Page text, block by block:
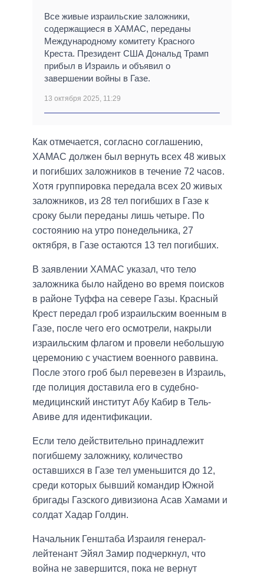
Все живые израильские заложники,
содержащиеся в ХАМАС, переданы
Международному комитету Красного
Креста. Президент США Дональд Трамп
прибыл в Израиль и объявил о
завершении войны в Газе.
13 октября 2025, 11:29
Как отмечается, согласно соглашению,
ХАМАС должен был вернуть всех 48 живых
и погибших заложников в течение 72 часов.
Хотя группировка передала всех 20 живых
заложников, из 28 тел погибших в Газе к
сроку были переданы лишь четыре. По
состоянию на утро понедельника, 27
октября, в Газе остаются 13 тел погибших.
В заявлении ХАМАС указал, что тело
заложника было найдено во время поисков
в районе Туффа на севере Газы. Красный
Крест передал гроб израильским военным в
Газе, после чего его осмотрели, накрыли
израильским флагом и провели небольшую
церемонию с участием военного раввина.
После этого гроб был перевезен в Израиль,
где полиция доставила его в судебно-
медицинский институт Абу Кабир в Тель-
Авиве для идентификации.
Если тело действительно принадлежит
погибшему заложнику, количество
оставшихся в Газе тел уменьшится до 12,
среди которых бывший командир Южной
бригады Газского дивизиона Асав Хамами и
солдат Хадар Голдин.
Начальник Генштаба Израиля генерал-
лейтенант Эйял Замир подчеркнул, что
война не завершится, пока не вернут